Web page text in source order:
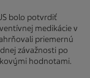
bolo potvrdiť
medikácie v
priemernú
závažnosti po
hodnotami.